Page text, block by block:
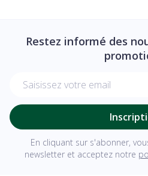
Restez informé des
En cliquant sur s'abonner,
newsletter et acceptez notre